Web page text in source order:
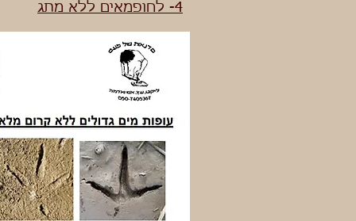
4- לחופמאים ללא מתג